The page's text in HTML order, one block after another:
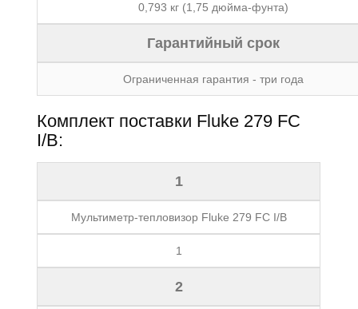
0,793 кг (1,75 дюйма-фунта)
Гарантийный срок
Ограниченная гарантия - три года
Комплект поставки Fluke 279 FC
I/B:
1
Мультиметр-тепловизор Fluke 279 FC I/B
1
2